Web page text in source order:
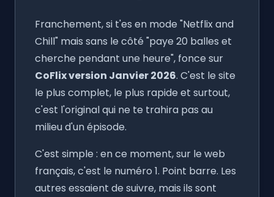
Franchement, si t'es en mode "Netflix and
Chill" mais sans le côté "paye 20 balles et
cherche pendant une heure", fonce sur
CoFlix version Janvier 2026. C'est le site
le plus complet, le plus rapide et surtout,
c'est l'original qui ne te trahira pas au
milieu d'un épisode.
C'est simple : en ce moment, sur le web
français, c'est le numéro 1. Point barre. Les
autres essaient de suivre, mais ils sont